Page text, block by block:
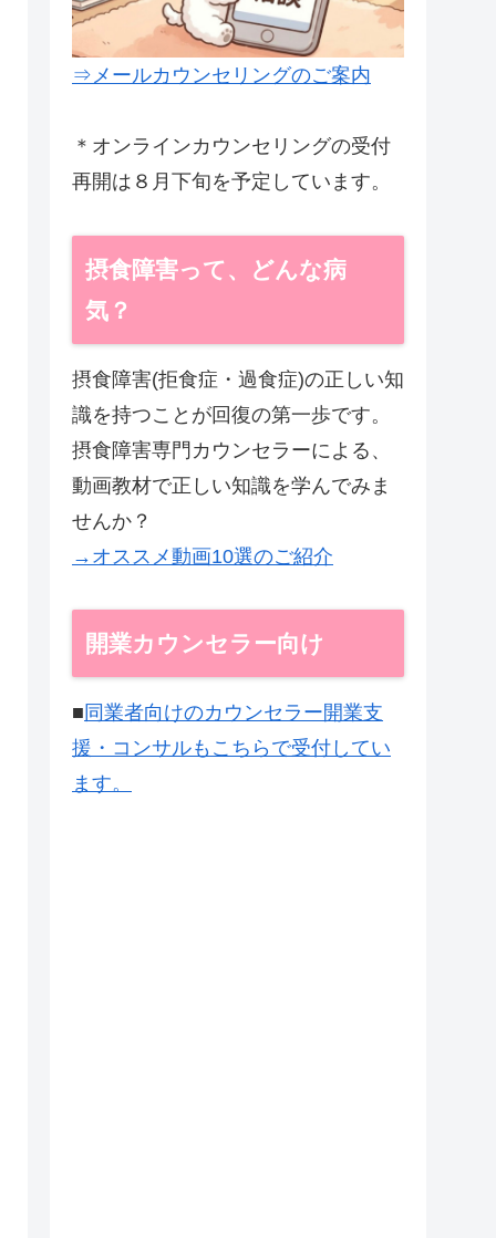
⇒メールカウンセリングのご案内
＊オンラインカウンセリングの受付
再開は８月下旬を予定しています。
摂食障害って、どんな病
気？
摂食障害(拒食症・過食症)の正しい知
識を持つことが回復の第一歩です。
摂食障害専門カウンセラーによる、
動画教材で正しい知識を学んでみま
せんか？
→オススメ動画10選のご紹介
開業カウンセラー向け
■ 同業者向けのカウンセラー開業支
援・コンサルもこちらで受付してい
ます。